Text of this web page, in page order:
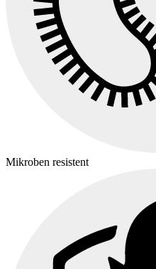
Mikroben resistent